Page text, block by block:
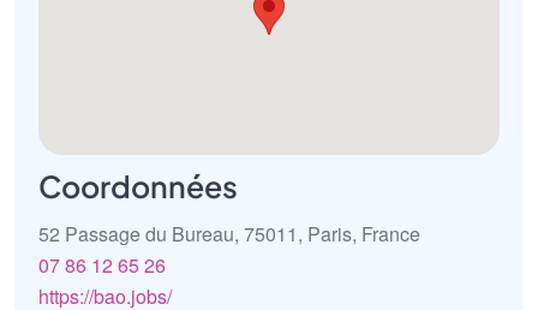
Coordonnées
52 Passage du Bureau, 75011, Paris, France
07 86 12 65 26
https://bao.jobs/